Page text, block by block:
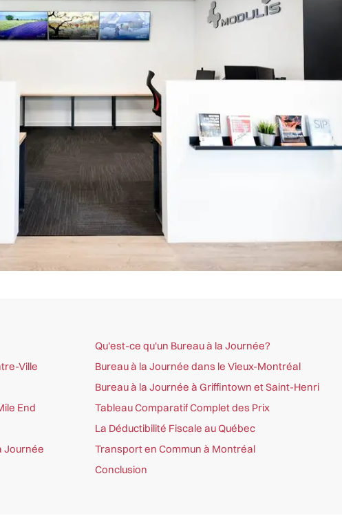
Qu'est-ce qu'un Bureau à la Journée?
Ville
Bureau à la Journée dans le Vieux-Montréal
Bureau à la Journée à Griffintown et Saint-Henri
End
Tableau Comparatif Complet des Prix
La Déductibilité Fiscale au Québec
Journée
Transport en Commun à Montréal
Conclusion